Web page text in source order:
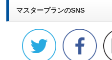
マスタープランのSNS